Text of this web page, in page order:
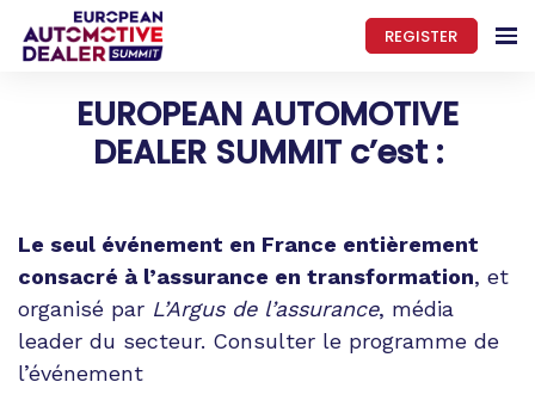
REGISTER
EUROPEAN AUTOMOTIVE
DEALER SUMMIT c’est :
Le seul événement en France entièrement
consacré à l’assurance en transformation, et
organisé par L’Argus de l’assurance, média
leader du secteur. Consulter le programme de
l’événement